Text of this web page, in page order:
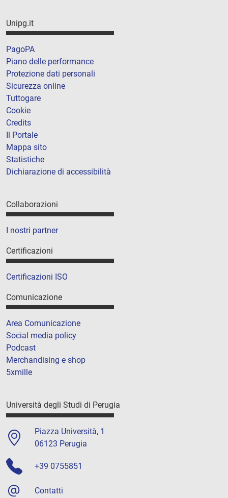
Unipg.it
PagoPA
Piano delle performance
Protezione dati personali
Sicurezza online
Tuttogare
Cookie
Credits
Il Portale
Mappa sito
Statistiche
Dichiarazione di accessibilità
Collaborazioni
I nostri partner
Certificazioni
Certificazioni ISO
Comunicazione
Area Comunicazione
Social media policy
Podcast
Merchandising e shop
5xmille
Università degli Studi di Perugia
Piazza Università, 1
06123 Perugia
+39 0755851
Contatti